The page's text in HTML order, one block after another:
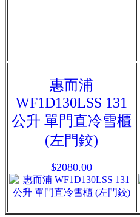
惠而浦
WF1D130LSS 131
公升 單門直冷雪櫃
(左門鉸)
$2080.00